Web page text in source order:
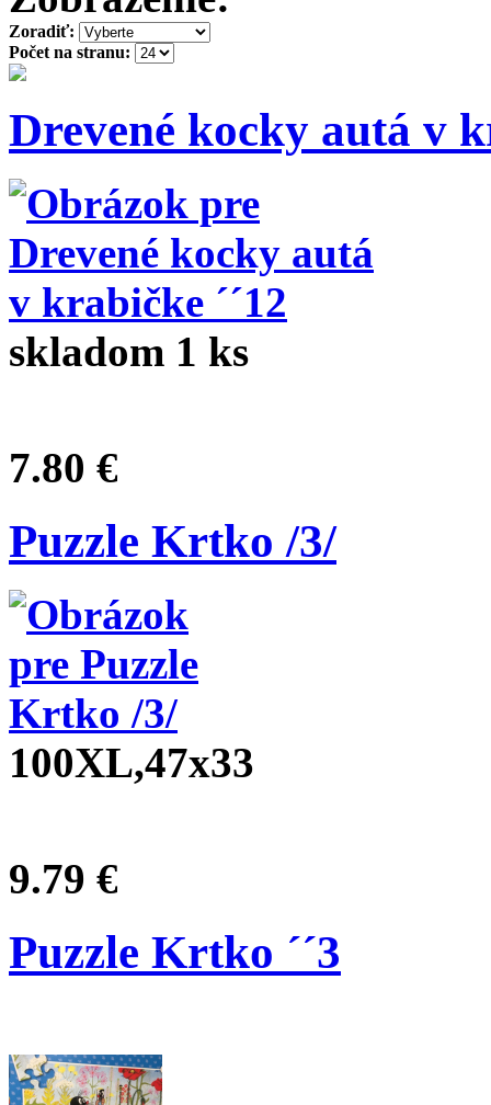
Zoradiť:
Počet na stranu:
Drevené kocky autá v
skladom 1 ks
7.80 €
Puzzle Krtko /3/
100XL,47x33
9.79 €
Puzzle Krtko ´´3